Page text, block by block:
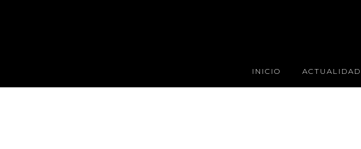
INICIO ACTUALIDAD